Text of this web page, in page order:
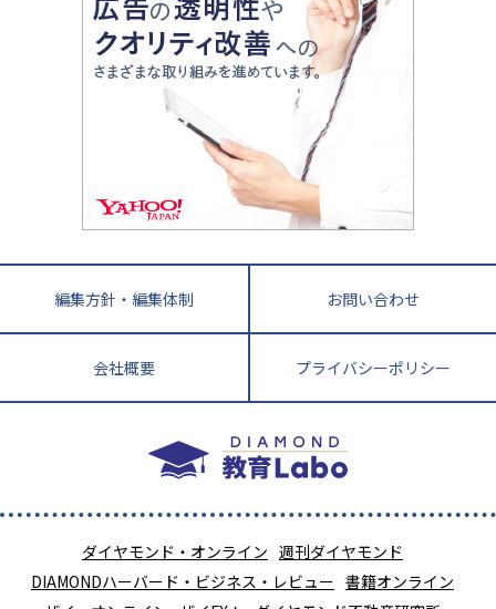
鳥取県
島根県 岡山県 広島県
香川県
高知県
長崎県 熊本県
鹿児島県 沖縄県
中学受験に熱心な市区町村ランキング
小学校受験
家庭教師
情報Ⅰ、数学が苦手な人注目！最短距離の学力
アップ法
悩み多き「大学受験」相談室
英語・英会話・英検対策
小学校教師が解説！中学受験のリアル
教育ジャーナリストが徹底解説！ 大学受験の羅
ママテクエグザム
進化する中高一貫校・高校
編集方針・編集体制 お問い合わせ
会社概要 プライバシーポリシー
ダイヤモンド・オンライン 週刊ダイヤモンド
DIAMONDハーバード・ビジネス・レビュー 書籍オンライン